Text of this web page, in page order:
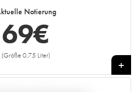
Notierung
69€
(Größe 0,75 Liter)
+